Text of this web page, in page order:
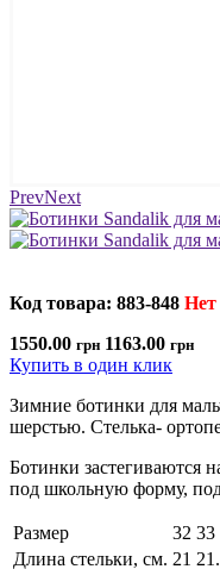
PrevNext
Код товара: 883-848 Нет
1550.00 грн 1163.00 грн
Купить в один клик
Зимние ботинки для
шерстью. Стелька-
Ботинки застегиваются
под школьную форму,
Размер 32 33
Длина стельки, см. 21